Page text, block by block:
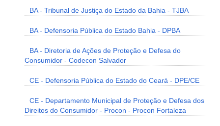
BA - Tribunal de Justiça do Estado da Bahia - TJBA
BA - Defensoria Pública do Estado Bahia - DPBA
BA - Diretoria de Ações de Proteção e Defesa do
Consumidor - Codecon Salvador
CE - Defensoria Pública do Estado do Ceará - DPE/CE
CE - Departamento Municipal de Proteção e Defesa dos
Direitos do Consumidor - Procon - Procon Fortaleza